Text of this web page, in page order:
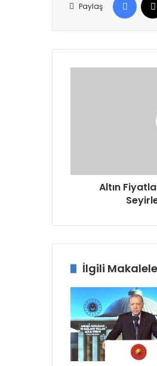
Paylaş
Altın
İlgili